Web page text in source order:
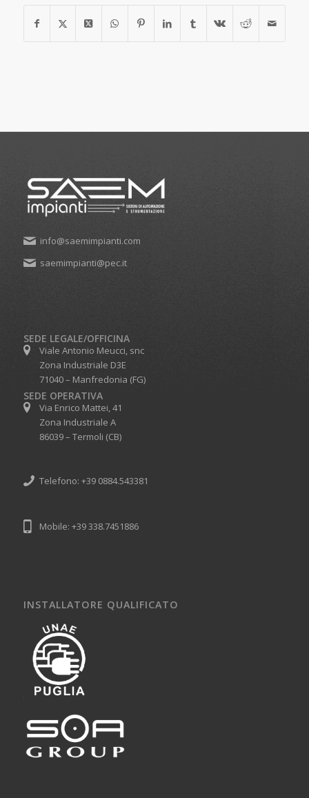
info@saemimpianti.com
saemimpianti@pec.it
SEDE LEGALE/OFFICINA
Viale Antonio Meucci, snc
Zona Industriale D3E
71040 – Manfredonia (FG)
SEDE OPERATIVA
Via Enrico Mattei, 41
Zona Industriale A
86039 – Termoli (CB)
Telefono: +39 0884.543381
Mobile: +39 338.7451886
INSTALLATORE QUALIFICATO